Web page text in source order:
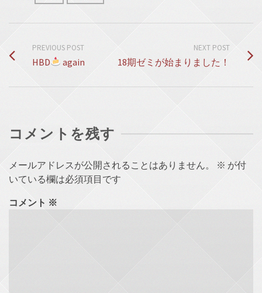
PREVIOUS POST
HBD again
NEXT POST
18期ゼミが始まりました！
コメントを残す
メールアドレスが公開されることはありません。 ※ が付
いている欄は必須項目です
コメント ※